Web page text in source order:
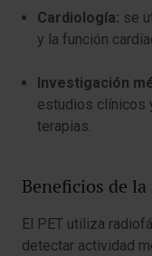
Cardiología: se
y la función
Investigación
estudios clínicos
terapias.
Beneficios de
El PET utiliza
detectar actividad